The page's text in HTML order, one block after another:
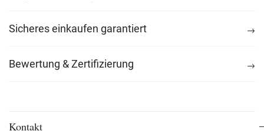
Sicheres einkaufen garantiert
Bewertung & Zertifizierung
Kontakt